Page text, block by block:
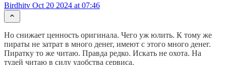
Birdhitv Oct 20 2024 at 07:46
Но снижает ценность оригинала. Чего уж юлить. К тому же
пираты не затрат в много денег, имеют с этого много денег.
Пиратку то же читаю. Правда редко. Искать не охота. На
тудей читаю в силу удобства сервиса.